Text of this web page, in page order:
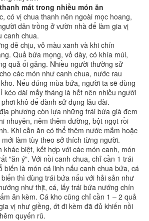
mát trong nhiều món ăn
có vị chua thanh nên ngoài mọc hoang,
dân trồng ở vườn nhà để làm gia vị
canh chua.
dễ chịu, vỏ màu xanh và khi chín
Quả bứa mọng, vỏ dày, có khía múi,
quả ổi găng. Nhiều người thường sử
các món như canh chua, nước rau
Nếu đúng mùa bứa, người ta sẽ dùng
kéo dài mấy tháng là hết nên nhiều người
khô để dành sử dụng lâu dài.
phương còn lựa những trái bứa già đem
nhuyễn, nêm thêm đường, bột ngọt rồi
Khi cần ăn có thể thêm nước mắm hoặc
làm tùy theo sở thích từng người.
khác biệt, kết hợp với các món canh, món
"ăn ý". Với nồi canh chua, chỉ cần 1 trái
biến là món cá linh nấu canh chua bứa, cá
thì dùng trái bứa nấu với hải sản như
như thịt, cá, lấy trái bứa nướng chín
ăn kèm. Cá kho cũng chỉ cần 1 – 2 quả
vị như giềng, ớt đi kèm đã đủ khiến nồi
quyến rũ.